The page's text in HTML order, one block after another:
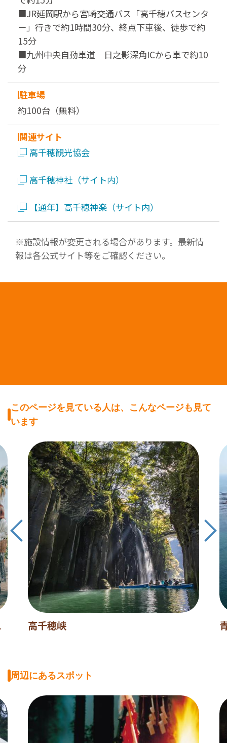
■JR延岡駅から宮崎交通バス「高千穂バスセンタ
ー」行きで約1時間30分、終点下車後、徒歩で約
15分
■九州中央自動車道 日之影深角ICから車で約10
分
駐車場
約100台（無料）
関連サイト
高千穂観光協会
高千穂神社（サイト内）
【通年】高千穂神楽（サイト内）
※施設情報が変更される場合があります。最新情
報は各公式サイト等をご確認ください。
このページを見ている人は、こんなページも見て
います
高千穂峡
周辺にあるスポット